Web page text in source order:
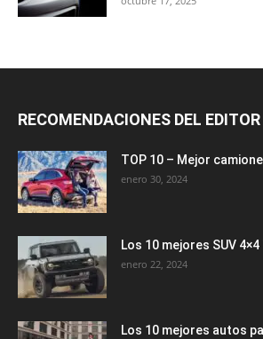
RECOMENDACIONES DEL EDITOR
TOP 10 – Mejor
enero 30, 2024
Los 10 mejores SUV
enero 22, 2024
Los 10 mejores autos